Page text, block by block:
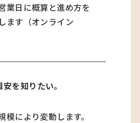
業日に概算と進め方を
ます（オンライン
を知りたい。
模により変動します。